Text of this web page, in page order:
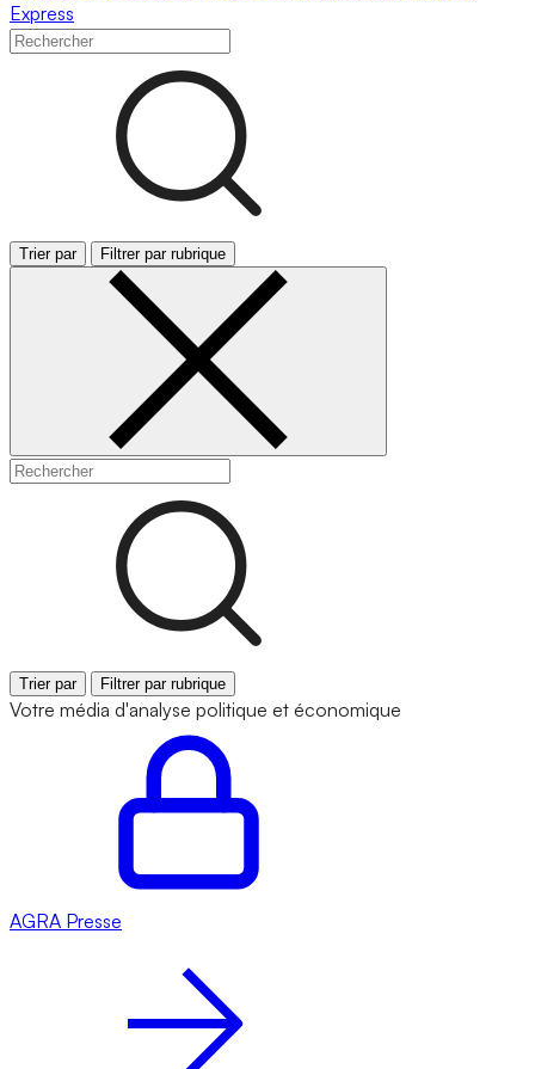
Express
Trier par Filtrer par rubrique
Trier par Filtrer par rubrique
Votre média d'analyse politique et économique
AGRA Presse